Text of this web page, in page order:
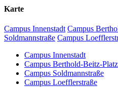
Karte
Campus Innenstadt Campus
Soldmannstraße Campus
Campus Innenstadt
Campus Berthold-Beitz-Platz
Campus Soldmannstraße
Campus Loefflerstraße